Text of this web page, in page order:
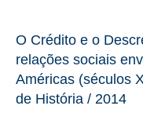
O Crédito e o
relações sociais
Américas (séculos
de História / 2014